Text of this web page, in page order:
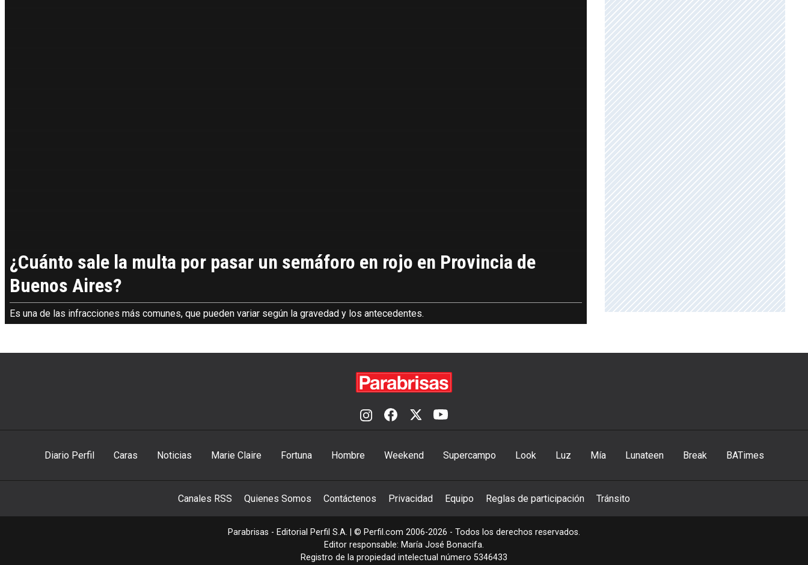
¿Cuánto sale la multa por pasar un semáforo en rojo en Provincia de
Buenos Aires?
Es una de las infracciones más comunes, que pueden variar según la gravedad y los antecedentes.
Diario Perfil Caras Noticias Marie Claire Fortuna Hombre Weekend Supercampo Look Luz Mía Lunateen Break BATimes
Canales RSS Quienes Somos Contáctenos Privacidad Equipo Reglas de participación Tránsito
Parabrisas - Editorial Perfil S.A. | © Perfil.com 2006-2026 - Todos los derechos reservados.
Editor responsable: María José Bonacifa.
Registro de la propiedad intelectual número 5346433